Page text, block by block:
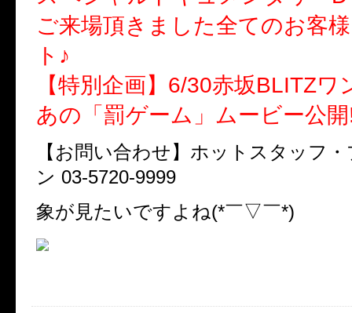
ご来場頂きました全てのお客
ト♪
【特別企画】6/30赤坂BLITZワ
あの「罰ゲーム」ムービー公
【お問い合わせ】ホットスタッフ
ン 03-5720-9999
象が見たいですよね(*￣▽￣*)